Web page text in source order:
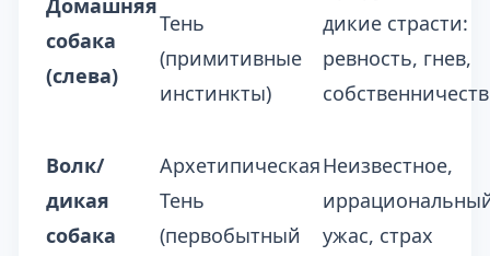
Домашняя
собака
(слева)
Тень
(примитивные
инстинкты)
дикие страсти:
ревность, гнев,
Волк/
дикая
собака
Архетипическая
Тень
(первобытный
Неизвестное,
ужас, страх